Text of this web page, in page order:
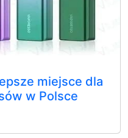
miejsce dla
w Polsce